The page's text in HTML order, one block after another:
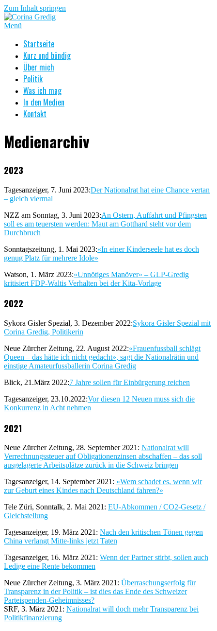
Zum Inhalt springen
Menü
Startseite
Kurz und bündig
Über mich
Politik
Was ich mag
In den Medien
Kontakt
Medienarchiv
2023
Tagesanzeiger, 7. Juni 2023:Der Nationalrat hat eine Chance vertan
– gleich viermal
NZZ am Sonntag, 3. Juni 2023:An Ostern, Auffahrt und Pfingsten
soll es am teuersten werden: Maut am Gotthard steht vor dem
Durchbruch
Sonntagszeitung, 1. Mai 2023:«In einer Kinderseele hat es doch
genug Platz für mehrere Idole»
Watson, 1. März 2023:«Unnötiges Manöver» – GLP-Gredig
kritisiert FDP-Waltis Verhalten bei der Kita-Vorlage
2022
Sykora Gisler Spezial, 3. Dezember 2022:Sykora Gisler Spezial mit
Corina Gredig, Politikerin
Neue Zürcher Zeitung, 22. August 2022:«Frauenfussball schlägt
Queen – das hätte ich nicht gedacht», sagt die Nationalrätin und
einstige Amateurfussballerin Corina Gredig
Blick, 21.März 2022:7 Jahre sollen für Einbürgerung reichen
Tagesanzeiger, 23.10.2022:Vor diesen 12 Neuen muss sich die
Konkurrenz in Acht nehmen
2021
Neue Zürcher Zeitung, 28. September 2021: Nationalrat will
Verrechnungssteuer auf Obligationenzinsen abschaffen – das soll
ausgelagerte Arbeitsplätze zurück in die Schweiz bringen
Tagesanzeiger, 14. September 2021: «Wem schadet es, wenn wir
zur Geburt eines Kindes nach Deutschland fahren?»
Tele Züri, Sonntalk, 2. Mai 2021: EU-Abkommen / CO2-Gesetz /
Gleichstellung
Tagesanzeiger, 19. März 2021: Nach den kritischen Tönen gegen
China verlangt Mitte-links jetzt Taten
Tagesanzeiger, 16. März 2021: Wenn der Partner stirbt, sollen auch
Ledige eine Rente bekommen
Neue Zürcher Zeitung, 3. März 2021: Überraschungserfolg für
Transparenz in der Politik – ist dies das Ende des Schweizer
Parteispenden-Geheimnisses?
SRF, 3. März 2021: Nationalrat will doch mehr Transparenz bei
Politikfinanzierung